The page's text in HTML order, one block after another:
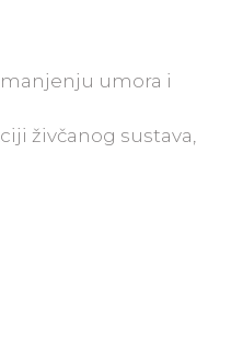
umora i
živčanog sustava,